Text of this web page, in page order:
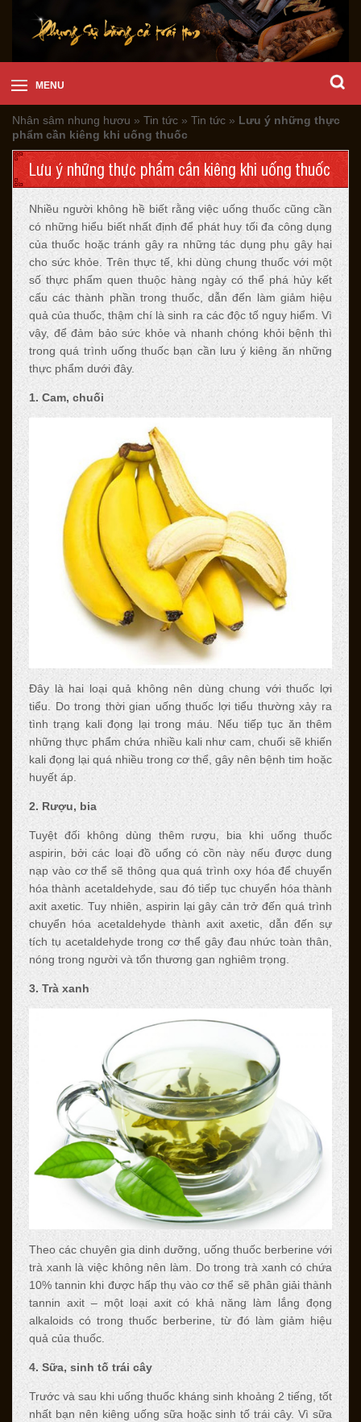
MENU
Nhân sâm nhung hươu » Tin tức » Tin tức » Lưu ý những thực
phẩm cần kiêng khi uống thuốc
Lưu ý những thực phẩm cần kiêng khi uống thuốc
Nhiều người không hề biết rằng việc uống thuốc cũng cần
có những hiểu biết nhất định để phát huy tối đa công dụng
của thuốc hoặc tránh gây ra những tác dụng phụ gây hại
cho sức khỏe. Trên thực tế, khi dùng chung thuốc với một
số thực phẩm quen thuộc hàng ngày có thể phá hủy kết
cấu các thành phần trong thuốc, dẫn đến làm giảm hiệu
quả của thuốc, thậm chí là sinh ra các độc tố nguy hiểm. Vì
vậy, để đảm bảo sức khỏe và nhanh chóng khỏi bệnh thì
trong quá trình uống thuốc bạn cần lưu ý kiêng ăn những
thực phẩm dưới đây.
1. Cam, chuối
Đây là hai loại quả không nên dùng chung với thuốc lợi
tiểu. Do trong thời gian uống thuốc lợi tiểu thường xảy ra
tình trạng kali đọng lại trong máu. Nếu tiếp tục ăn thêm
những thực phẩm chứa nhiều kali như cam, chuối sẽ khiến
kali đọng lại quá nhiều trong cơ thể, gây nên bệnh tim hoặc
huyết áp.
2. Rượu, bia
Tuyệt đối không dùng thêm rượu, bia khi uống thuốc
aspirin, bởi các loại đồ uống có cồn này nếu được dung
nạp vào cơ thể sẽ thông qua quá trình oxy hóa để chuyển
hóa thành acetaldehyde, sau đó tiếp tục chuyển hóa thành
axit axetic. Tuy nhiên, aspirin lại gây cản trở đến quá trình
chuyển hóa acetaldehyde thành axit axetic, dẫn đến sự
tích tụ acetaldehyde trong cơ thể gây đau nhức toàn thân,
nóng trong người và tổn thương gan nghiêm trọng.
3. Trà xanh
Theo các chuyên gia dinh dưỡng, uống thuốc berberine với
trà xanh là việc không nên làm. Do trong trà xanh có chứa
10% tannin khi được hấp thụ vào cơ thể sẽ phân giải thành
tannin axit – một loại axit có khả năng làm lắng đọng
alkaloids có trong thuốc berberine, từ đó làm giảm hiệu
quả của thuốc.
4. Sữa, sinh tố trái cây
Trước và sau khi uống thuốc kháng sinh khoảng 2 tiếng, tốt
nhất bạn nên kiêng uống sữa hoặc sinh tố trái cây. Vì sữa